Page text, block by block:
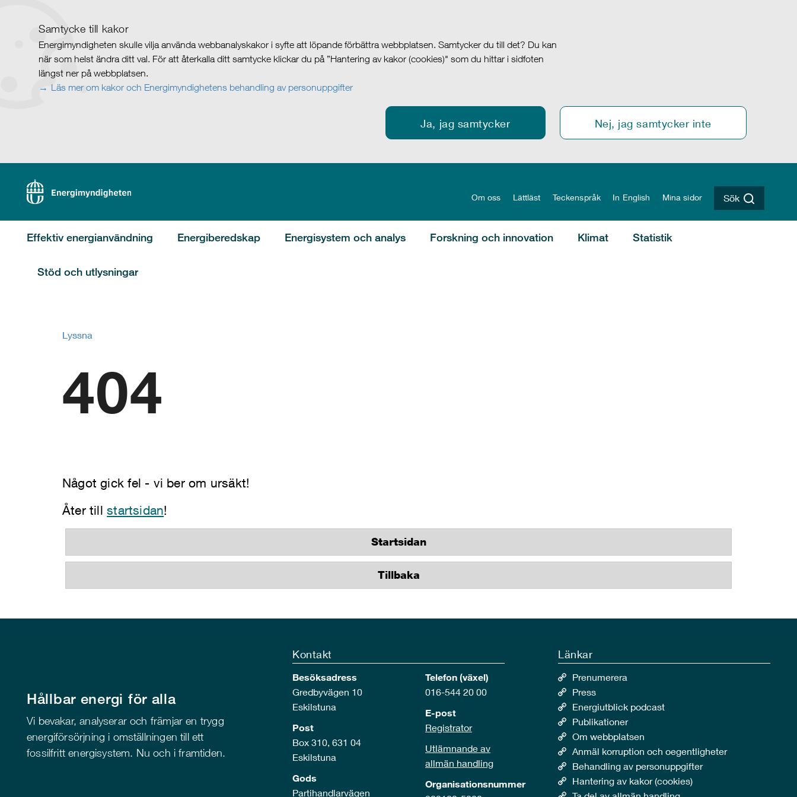
Samtycke till kakor
Energimyndigheten skulle vilja använda webbanalyskakor i syfte att löpande förbättra webbplatsen. Samtycker du till det? Du kan
när som helst ändra ditt val. För att återkalla ditt samtycke klickar du på ”Hantering av kakor (cookies)" som du hittar i sidfoten
längst ner på webbplatsen.
Läs mer om kakor och Energimyndighetens behandling av personuppgifter
Ja, jag samtycker Nej, jag samtycker inte
Om oss Lättläst Teckenspråk In English Mina sidor Sök
Effektiv energianvändning Energiberedskap Energisystem och analys Forskning och innovation Klimat Statistik
Stöd och utlysningar
Lyssna
404
Något gick fel - vi ber om ursäkt!
Åter tillstartsidan!
Startsidan
Tillbaka
Hållbar energi för alla
Vi bevakar, analyserar och främjar en trygg
energiförsörjning i omställningen till ett
fossilfritt energisystem. Nu och i framtiden.
Kontakt
Besöksadress
Gredbyvägen 10
Eskilstuna
Post
Box 310, 631 04
Eskilstuna
Gods
Partihandlarvägen
Telefon (växel)
016-544 20 00
E-post
Registrator
Utlämnande av
allmän handling
Organisationsnummer
Länkar
Prenumerera
Press
Energiutblick podcast
Publikationer
Om webbplatsen
Anmäl korruption och oegentligheter
Behandling av personuppgifter
Hantering av kakor (cookies)